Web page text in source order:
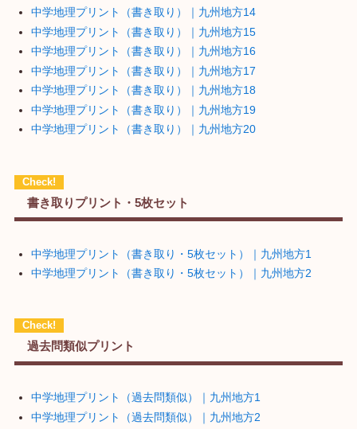
中学地理プリント（書き取り）｜九州地方14
中学地理プリント（書き取り）｜九州地方15
中学地理プリント（書き取り）｜九州地方16
中学地理プリント（書き取り）｜九州地方17
中学地理プリント（書き取り）｜九州地方18
中学地理プリント（書き取り）｜九州地方19
中学地理プリント（書き取り）｜九州地方20
書き取りプリント・5枚セット
中学地理プリント（書き取り・5枚セット）｜九州地方1
中学地理プリント（書き取り・5枚セット）｜九州地方2
過去問類似プリント
中学地理プリント（過去問類似）｜九州地方1
中学地理プリント（過去問類似）｜九州地方2